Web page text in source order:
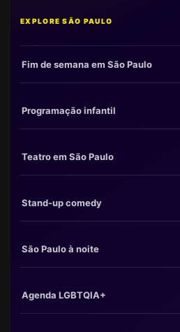
EXPLORE SÃO PAULO
Fim de semana em São Paulo
Programação infantil
Teatro em São Paulo
Stand-up comedy
São Paulo à noite
Agenda LGBTQIA+